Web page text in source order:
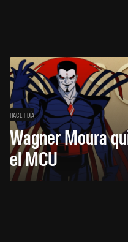
HACE 1 DÍA
Wagner Moura
el MCU